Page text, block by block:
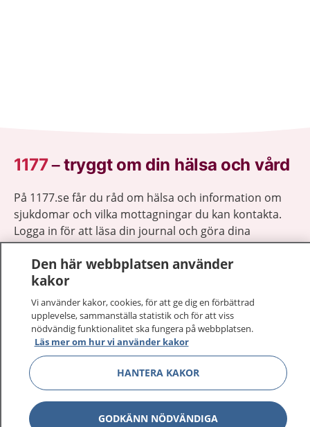
1177–tryggt om din hälsa och vård
På 1177.se får du råd om hälsa och information om
sjukdomar och vilka mottagningar du kan kontakta.
Logga in för att läsa din journal och göra dina
vårdärenden. Ring telefonnummer 1177 för
sjukvårdsrådgivning dygnet runt.
1177 ger dig råd när du vill må bättre.
1177 på flera språk Visa
Om 1177 Visa
Den här webbplatsen använder
kakor
Vi använder kakor, cookies, för att ge dig en förbättrad
upplevelse, sammanställa statistik och för att viss
nödvändig funktionalitet ska fungera på webbplatsen.
Läs mer om hur vi använder kakor
HANTERA KAKOR
GODKÄNN NÖDVÄNDIGA